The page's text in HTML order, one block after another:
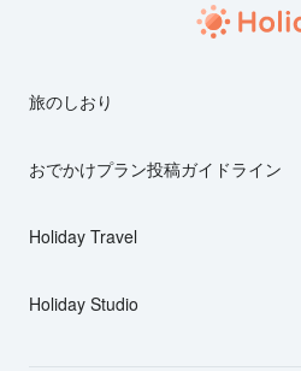
旅のしおり
おでかけプラン投稿ガイドライン
Holiday Travel
Holiday Studio